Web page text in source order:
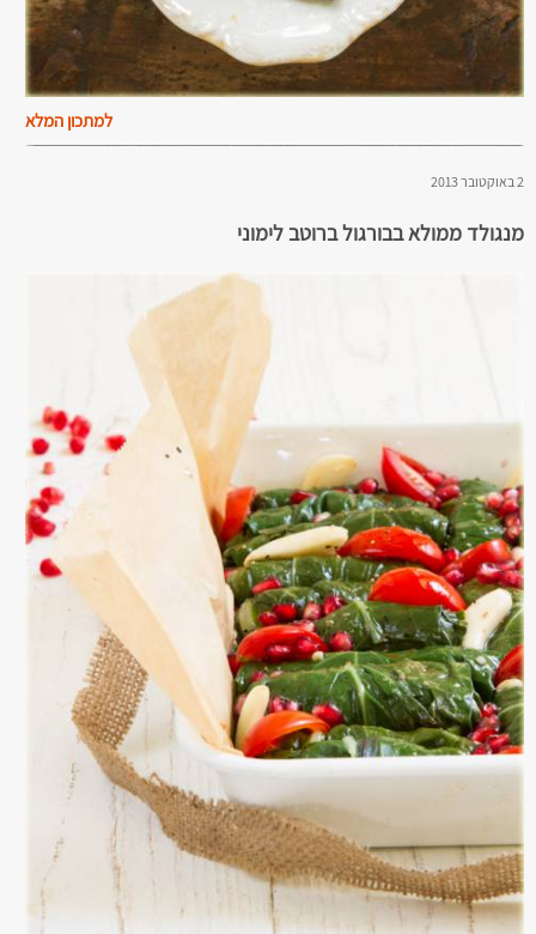
למתכון המלא
2 באוקטובר 2013
מנגולד ממולא בבורגול ברוטב לימוני